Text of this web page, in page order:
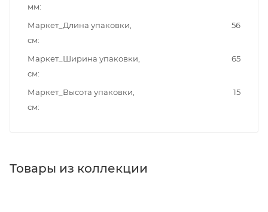
мм
Маркет_Длина упаковки,
см
56
Маркет_Ширина упаковки,
см
65
Маркет_Высота упаковки,
см
15
Товары из коллекции